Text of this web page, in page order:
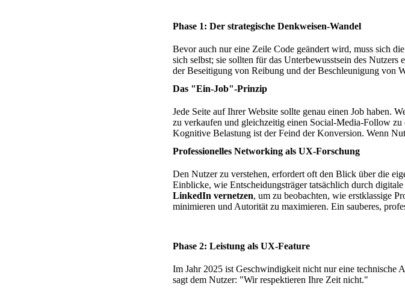
Phase 1: Der strategische Denkweisen-Wandel
Bevor auch nur eine Zeile Code geändert wird, muss sich
sich selbst; sie sollten für das Unterbewusstsein des
der Beseitigung von Reibung und der Beschleunigung von
Das "Ein-Job"-Prinzip
Jede Seite auf Ihrer Website sollte genau einen Job haben.
zu verkaufen und gleichzeitig einen Social-Media-Follow
Kognitive Belastung ist der Feind der Konversion. Wenn
Professionelles Networking als UX-Forschung
Den Nutzer zu verstehen, erfordert oft den Blick über die
Einblicke, wie Entscheidungsträger tatsächlich durch
LinkedIn vernetzen, um zu beobachten, wie erstklassige
minimieren und Autorität zu maximieren. Ein sauberes,
Phase 2: Leistung als UX-Feature
Im Jahr 2025 ist Geschwindigkeit nicht nur eine technische
sagt dem Nutzer: "Wir respektieren Ihre Zeit nicht."